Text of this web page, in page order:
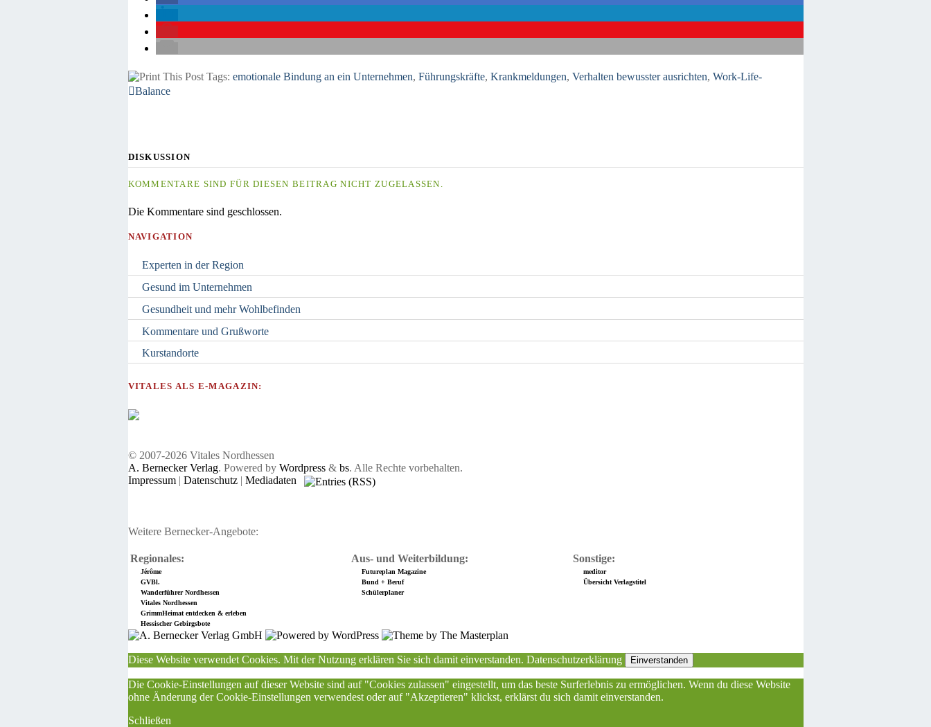
Tags:emotionale Bindung an ein Unternehmen,Führungskräfte,Krankmeldungen,Verhalten bewusster ausrichten,Work-Life-
Balance
DISKUSSION
KOMMENTARE SIND FÜR DIESEN BEITRAG NICHT ZUGELASSEN.
Die Kommentare sind geschlossen.
NAVIGATION
Experten in der Region
Gesund im Unternehmen
Gesundheit und mehr Wohlbefinden
Kommentare und Grußworte
Kurstandorte
VITALES ALS E-MAGAZIN:
© 2007-2026 Vitales Nordhessen
A. Bernecker Verlag. Powered by Wordpress& bs. Alle Rechte vorbehalten.
Impressum| Datenschutz| Mediadaten
Weitere Bernecker-Angebote:
Regionales: Aus- und Weiterbildung: Sonstige:
Jérôme Futureplan Magazine
meditor
GVBl.
Bund + Beruf
Übersicht Verlagstitel
Wanderführer Nordhessen
Schülerplaner
Vitales Nordhessen
GrimmHeimat entdecken & erleben
Hessischer Gebirgsbote
Diese Website verwendet Cookies. Mit der Nutzung erklären Sie sich damit einverstanden. Datenschutzerklärung Einverstanden
Die Cookie-Einstellungen auf dieser Website sind auf "Cookies zulassen" eingestellt, um das beste Surferlebnis zu ermöglichen. Wenn du diese Website
ohne Änderung der Cookie-Einstellungen verwendest oder auf "Akzeptieren" klickst, erklärst du sich damit einverstanden.
Schließen